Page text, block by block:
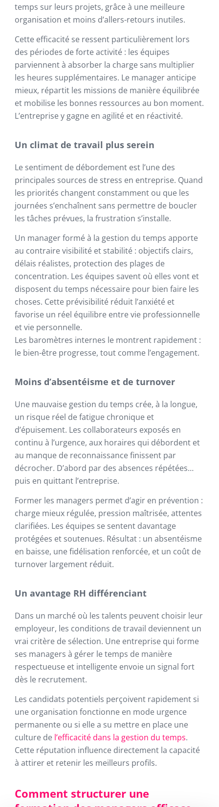
temps sur leurs projets, grâce à une meilleure
organisation et moins d’allers-retours inutiles.
Cette efficacité se ressent particulièrement lors
des périodes de forte activité : les équipes
parviennent à absorber la charge sans multiplier
les heures supplémentaires. Le manager anticipe
mieux, répartit les missions de manière équilibrée
et mobilise les bonnes ressources au bon moment.
L’entreprise y gagne en agilité et en réactivité.
Un climat de travail plus serein
Le sentiment de débordement est l’une des
principales sources de stress en entreprise. Quand
les priorités changent constamment ou que les
journées s’enchaînent sans permettre de boucler
les tâches prévues, la frustration s’installe.
Un manager formé à la gestion du temps apporte
au contraire visibilité et stabilité : objectifs clairs,
délais réalistes, protection des plages de
concentration. Les équipes savent où elles vont et
disposent du temps nécessaire pour bien faire les
choses. Cette prévisibilité réduit l’anxiété et
favorise un réel équilibre entre vie professionnelle
et vie personnelle.
Les baromètres internes le montrent rapidement :
le bien-être progresse, tout comme l’engagement.
Moins d’absentéisme et de turnover
Une mauvaise gestion du temps crée, à la longue,
un risque réel de fatigue chronique et
d’épuisement. Les collaborateurs exposés en
continu à l’urgence, aux horaires qui débordent et
au manque de reconnaissance finissent par
décrocher. D’abord par des absences répétées…
puis en quittant l’entreprise.
Former les managers permet d’agir en prévention :
charge mieux régulée, pression maîtrisée, attentes
clarifiées. Les équipes se sentent davantage
protégées et soutenues. Résultat : un absentéisme
en baisse, une fidélisation renforcée, et un coût de
turnover largement réduit.
Un avantage RH différenciant
Dans un marché où les talents peuvent choisir leur
employeur, les conditions de travail deviennent un
vrai critère de sélection. Une entreprise qui forme
ses managers à gérer le temps de manière
respectueuse et intelligente envoie un signal fort
dès le recrutement.
Les candidats potentiels perçoivent rapidement si
une organisation fonctionne en mode urgence
permanente ou si elle a su mettre en place une
culture de l’efficacité dans la gestion du temps.
Cette réputation influence directement la capacité
à attirer et retenir les meilleurs profils.
Comment structurer une